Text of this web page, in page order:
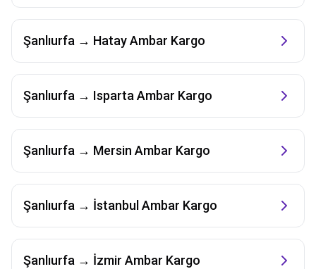
Şanlıurfa → HatayAmbar Kargo
Şanlıurfa → Isparta Ambar Kargo
Şanlıurfa → Mersin Ambar Kargo
Şanlıurfa → İstanbul Ambar Kargo
Şanlıurfa → İzmir Ambar Kargo